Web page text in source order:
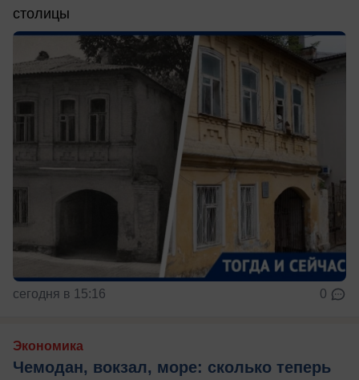
столицы
сегодня в 15:16 0
Экономика
Чемодан, вокзал, море: сколько теперь